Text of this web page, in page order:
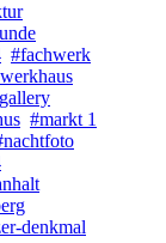
#fachwerk
#markt 1
denkmal